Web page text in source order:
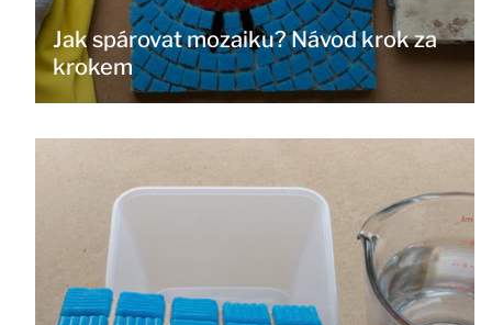
Jak spárovat mozaiku? Návod krok za
krokem